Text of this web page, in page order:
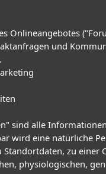
Onlineangebotes
und
sind alle
wird eine natürliche
Standortdaten, zu
physiologischen,